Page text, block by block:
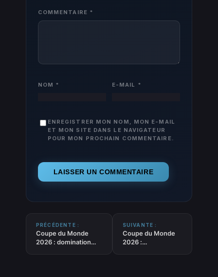
COMMENTAIRE *
NOM * E-MAIL *
ENREGISTRER MON NOM, MON E-MAIL
ET MON SITE DANS LE NAVIGATEUR
POUR MON PROCHAIN COMMENTAIRE.
PRÉCÉDENTE :
Coupe du Monde
2026 : domination
SUIVANTE :
Coupe du Monde
2026 :